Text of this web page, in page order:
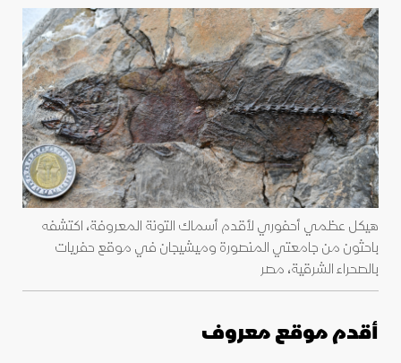
هيكل عظمي أحفوري لأقدم أسماك التونة المعروفة، اكتشفه
باحثون من جامعتي المنصورة وميشيجان في موقع حفريات
بالصحراء الشرقية، مصر
أقدم موقع معروف